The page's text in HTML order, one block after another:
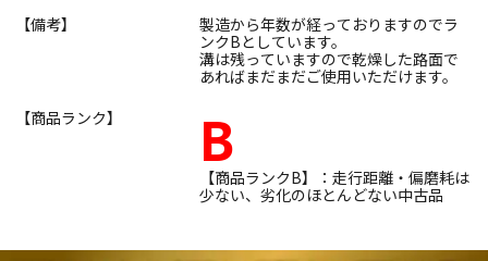
【備考】
製造から年数が経っておりますのでラ
ンクBとしています。
溝は残っていますので乾燥した路面で
あればまだまだご使用いただけます。
【商品ランク】
B
【商品ランクB】：走行距離・偏磨耗は
少ない、劣化のほとんどない中古品